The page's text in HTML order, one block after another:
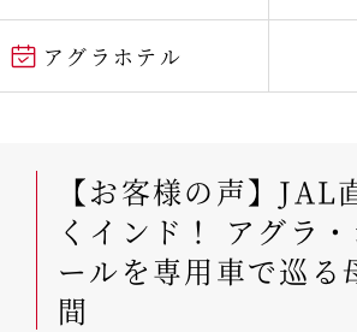
アグラホテル
【お客様の声】JAL
くインド！ アグラ
ールを専用車で巡る
間